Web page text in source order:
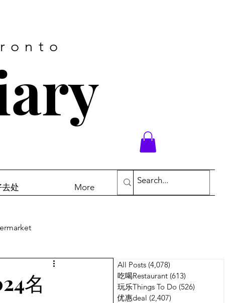
处 More
广告
名
All Posts (4,078)
吃喝Restaurant (613)
玩乐Things To Do (526)
优惠deal (2,407)